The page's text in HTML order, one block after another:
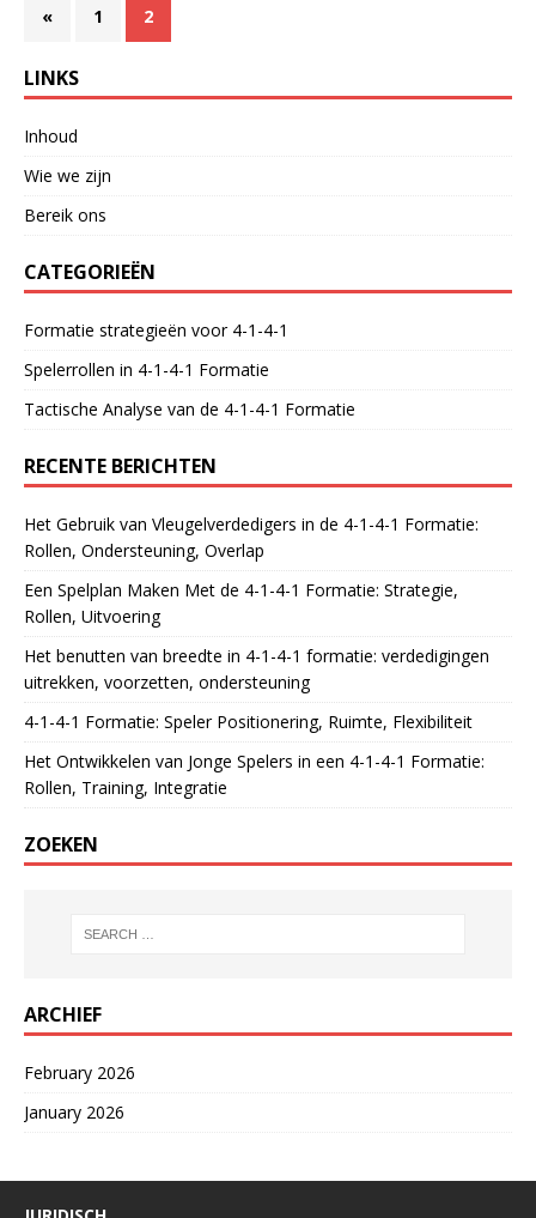
« 1 2
LINKS
Inhoud
Wie we zijn
Bereik ons
CATEGORIEËN
Formatie strategieën voor 4-1-4-1
Spelerrollen in 4-1-4-1 Formatie
Tactische Analyse van de 4-1-4-1 Formatie
RECENTE BERICHTEN
Het Gebruik van Vleugelverdedigers in de 4-1-4-1 Formatie:
Rollen, Ondersteuning, Overlap
Een Spelplan Maken Met de 4-1-4-1 Formatie: Strategie,
Rollen, Uitvoering
Het benutten van breedte in 4-1-4-1 formatie: verdedigingen
uitrekken, voorzetten, ondersteuning
4-1-4-1 Formatie: Speler Positionering, Ruimte, Flexibiliteit
Het Ontwikkelen van Jonge Spelers in een 4-1-4-1 Formatie:
Rollen, Training, Integratie
ZOEKEN
ARCHIEF
February 2026
January 2026